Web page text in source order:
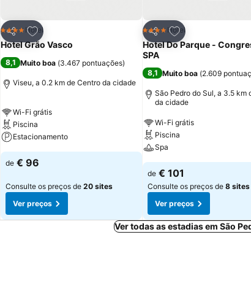
Partilhar
Adicionar aos favoritos
4 EstrelasHotel
Hotel Grão Vasco
8,1 Muito boa (3.467 pontuações)
Viseu, a 0.2 km de Centro da cidade
Wi-Fi grátis
Piscina
Estacionamento
de € 96
Consulte os preços de 20 sites
Ver preços
Partilhar
Adicionar aos
4 EstrelasHotel
Hotel Do Parque -
SPA
8,1 Muito boa (2.609
São Pedro do Sul, a 3.5 km
da cidade
Wi-Fi grátis
Piscina
Spa
de € 101
Consulte os preços de 8 sites
Ver preços
Ver todas as estadias em São